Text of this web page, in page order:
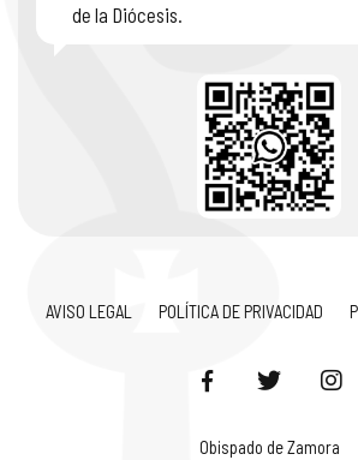
de la Diócesis.
AVISO LEGAL POLÍTICA DE PRIVACIDAD
Obispado de Zamora